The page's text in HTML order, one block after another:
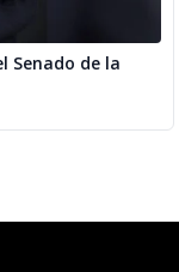
Senado de la